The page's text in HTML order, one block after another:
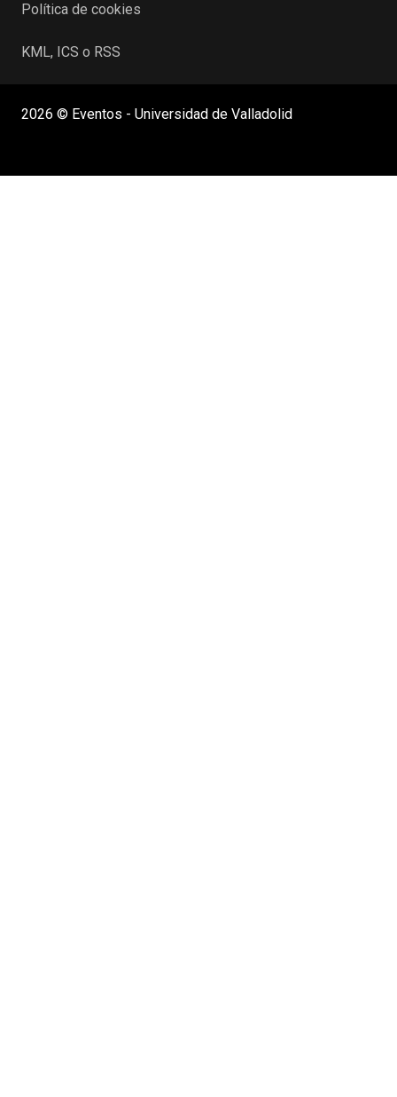
Política de cookies
KML, ICS o RSS
2026 © Eventos - Universidad de Valladolid